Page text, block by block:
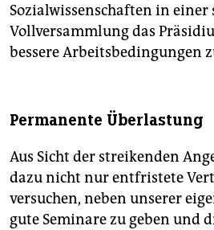
Sozialwissenschaften in einer
Vollversammlung das
bessere Arbeitsbedingungen
Permanente Überlastung
Aus Sicht der streikenden
dazu nicht nur entfristete
versuchen, neben unserer
gute Seminare zu geben und